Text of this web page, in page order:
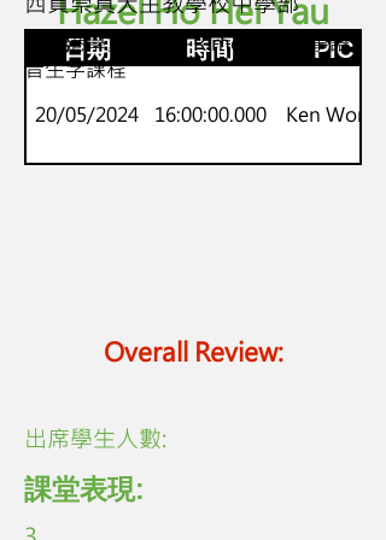
Hazel Ho Hei Yau
日期 時間 PIC
20/05/2024 16:00:00.000 Ken Wong
Overall Review:
s1-3
新來港學童Onset-Rime 英語故事語
音生字課程
​出席學生人數:
課堂表現: